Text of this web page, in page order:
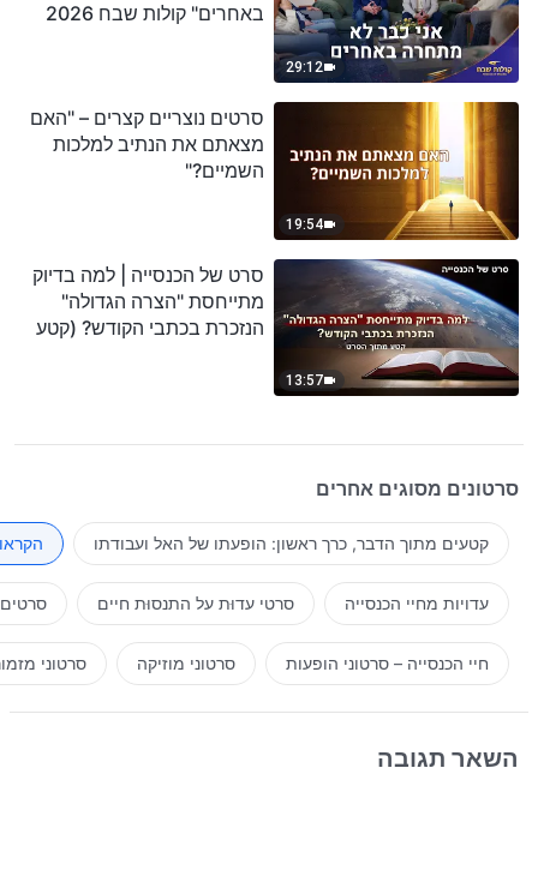
29:12
באחרים" קולות שבח 2026
19:54
סרטים נוצריים קצרים – "האם
מצאתם את הנתיב למלכות
השמיים?"
13:57
סרט של הכנסייה | למה בדיוק
מתייחסת "הצרה הגדולה"
הנזכרת בכתבי הקודש? (קטע
סרטונים מסוגים אחרים
קטעים מתוך הדבר, כרך ראשון: הופעתו של האל ועבודתו
עדויות מחיי הכנסייה סרטי עדוּת על התנסוּת חיים
חיי הכנסייה – סרטוני הופעות סרטוני מוזיקה סרטוני
השאר תגובה